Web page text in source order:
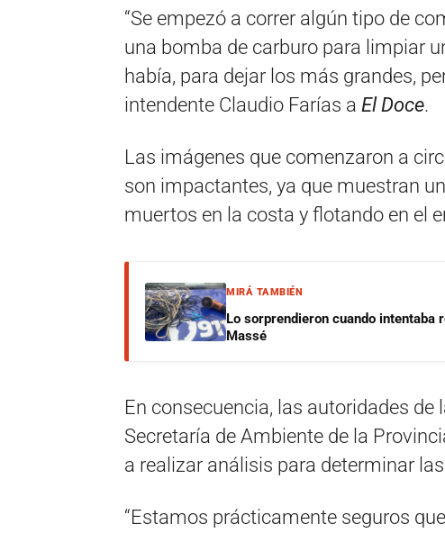
“Se empezó a correr algún tipo de
una bomba de carburo para limpiar
había, para dejar los más grandes,
intendente Claudio Farías a El Doce.
Las imágenes que comenzaron a
son impactantes, ya que muestran
muertos en la costa y flotando en el
MIRÁ TAMBIÉN
Lo sorprendieron cuando intentaba
Massé
En consecuencia, las autoridades
Secretaría de Ambiente de la
a realizar análisis para determinar
“Estamos prácticamente seguros